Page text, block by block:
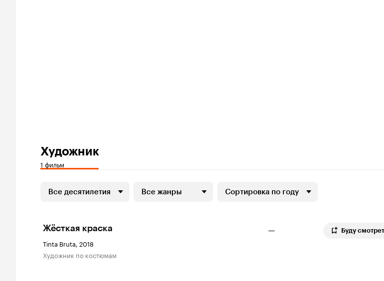
Художник
1 фильм
Все десятилетия Все жанры Сортировка по году
Жёсткая краска
Tinta Bruta, 2018
Художник по костюмам
— Буду